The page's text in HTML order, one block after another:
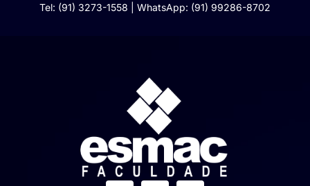
Tel: (91) 3273-1558 | WhatsApp: (91) 99286-8702